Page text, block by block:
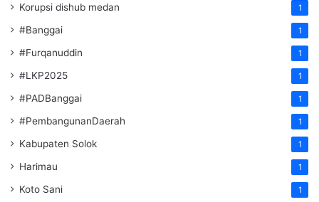
Korupsi dishub medan 1
#Banggai 1
#Furqanuddin 1
#LKP2025 1
#PADBanggai 1
#PembangunanDaerah 1
Kabupaten Solok 1
Harimau 1
Koto Sani 1